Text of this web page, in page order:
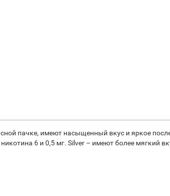
пачке, имеют насыщенный вкус и яркое
6 и 0,5 мг. Silver – имеют более мягкий